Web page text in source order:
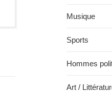
Musique
Sports
Hommes
Art /